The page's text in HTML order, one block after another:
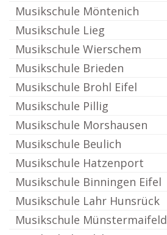
Musikschule Möntenich
Musikschule Lieg
Musikschule Wierschem
Musikschule Brieden
Musikschule Brohl Eifel
Musikschule Pillig
Musikschule Morshausen
Musikschule Beulich
Musikschule Hatzenport
Musikschule Binningen Eifel
Musikschule Lahr Hunsrück
Musikschule Münstermaifeld